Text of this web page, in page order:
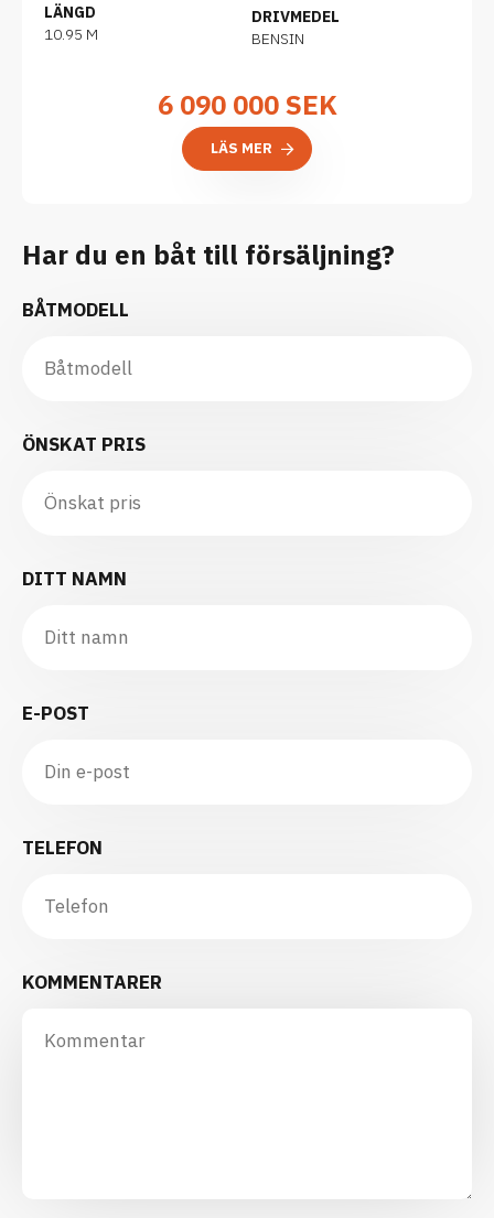
LÄNGD
10.95 M
DRIVMEDEL
BENSIN
6 090 000SEK
LÄS MER
Har du en båt till försäljning?
BÅTMODELL
ÖNSKAT PRIS
DITT NAMN
E-POST
TELEFON
KOMMENTARER